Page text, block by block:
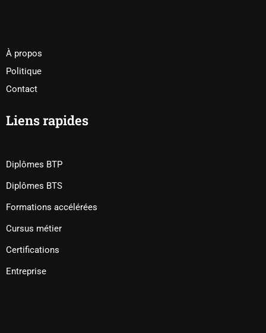
À propos
Politique
Contact
Liens rapides
Diplômes BTP
Diplômes BTS
Formations accélérées
Cursus métier
Certifications
Entreprise